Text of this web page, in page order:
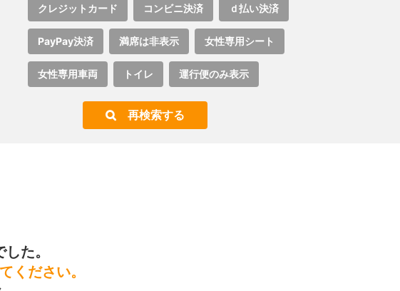
クレジットカード コンビニ決済 ｄ払い決済
PayPay決済 満席は非表示 女性専用シート
女性専用車両 トイレ 運行便のみ表示
再検索する
た。
ください。